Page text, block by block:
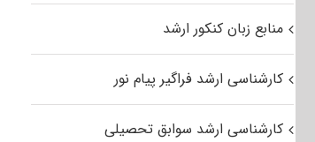
منابع زبان کنکور ارشد
کارشناسی ارشد فراگیر پیام نور
کارشناسی ارشد سوابق تحصیلی